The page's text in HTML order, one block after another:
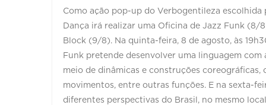
Como ação pop-up do Verbogentileza
Dança irá realizar uma Oficina de Jazz Funk
Block (9/8). Na quinta-feira, 8 de agosto, às
Funk pretende desenvolver uma linguagem com
meio de dinâmicas e construções
movimentos, entre outras funções. E na sexta-
diferentes perspectivas do Brasil, no mesmo